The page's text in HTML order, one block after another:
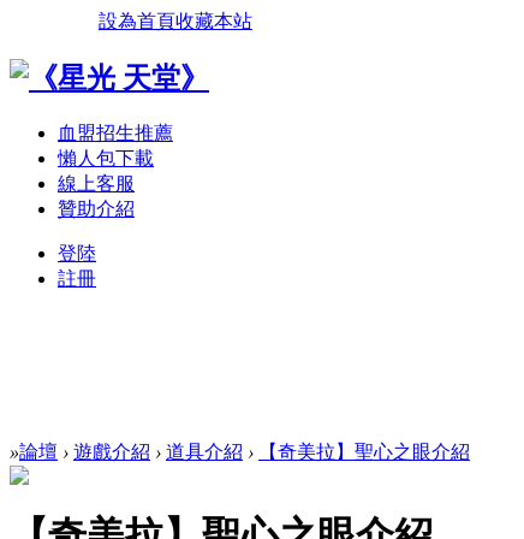
設為首頁收藏本站
血盟招生推薦
懶人包下載
線上客服
贊助介紹
登陸
註冊
»論壇 › 遊戲介紹 › 道具介紹 › 【奇美拉】聖心之眼介紹